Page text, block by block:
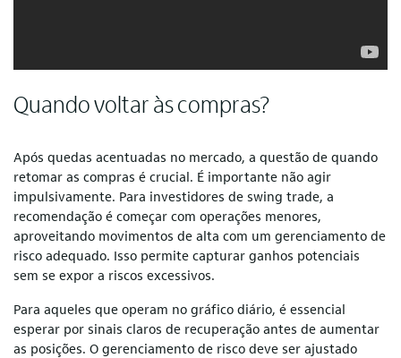
Quando voltar às compras?
Após quedas acentuadas no mercado, a questão de quando
retomar as compras é crucial. É importante não agir
impulsivamente. Para investidores de swing trade, a
recomendação é começar com operações menores,
aproveitando movimentos de alta com um gerenciamento de
risco adequado. Isso permite capturar ganhos potenciais
sem se expor a riscos excessivos.
Para aqueles que operam no gráfico diário, é essencial
esperar por sinais claros de recuperação antes de aumentar
as posições. O gerenciamento de risco deve ser ajustado